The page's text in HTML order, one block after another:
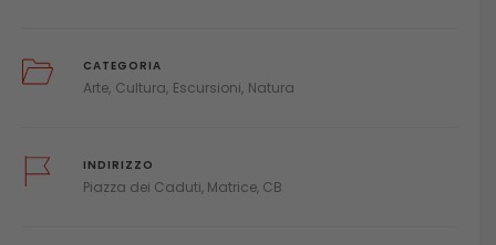
CATEGORIA
Arte Cultura Escursioni Natura
INDIRIZZO
Piazza dei Caduti, Matrice, CB